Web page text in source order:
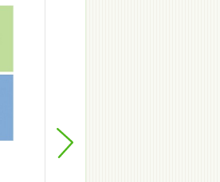
40 ₽